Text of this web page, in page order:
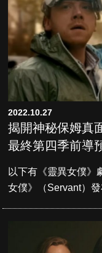
2022.10.27
揭開神秘保姆真
最終第四季前導
以下有《靈異女僕
女僕》（Servant）